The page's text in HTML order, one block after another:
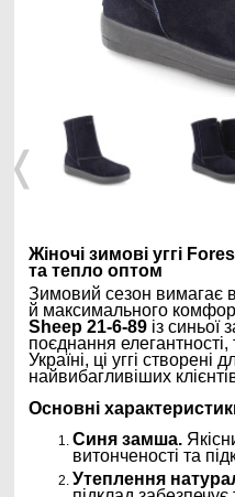
❬
Жіночі зимові уггі
та тепло оптом
Зимовий сезон вимагає
й максимального
Sheep 21-6-89 із синьої
поєднання
Україні, ці уггі
найвибагливіших
Основні
Синя замша.
витонченості та
Утеплення